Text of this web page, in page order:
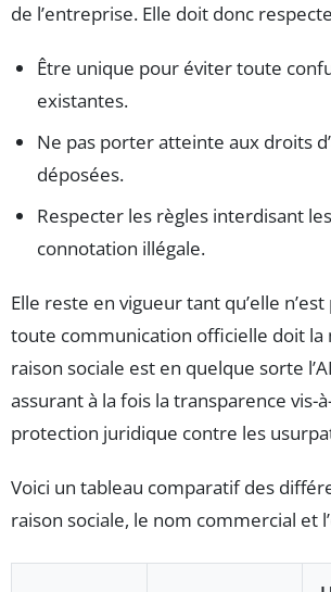
de l’entreprise. Elle doit donc
Être unique pour éviter toute
existantes.
Ne pas porter atteinte aux droits
déposées.
Respecter les règles interdisant
connotation illégale.
Elle reste en vigueur tant qu’elle
toute communication officielle doit la
raison sociale est en quelque sorte
assurant à la fois la transparence vis-
protection juridique contre les
Voici un tableau comparatif des
raison sociale, le nom commercial et